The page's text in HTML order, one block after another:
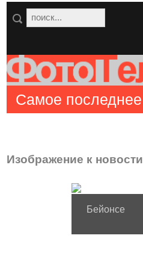
Самое последнее
Изображение к новости
Бейонсе